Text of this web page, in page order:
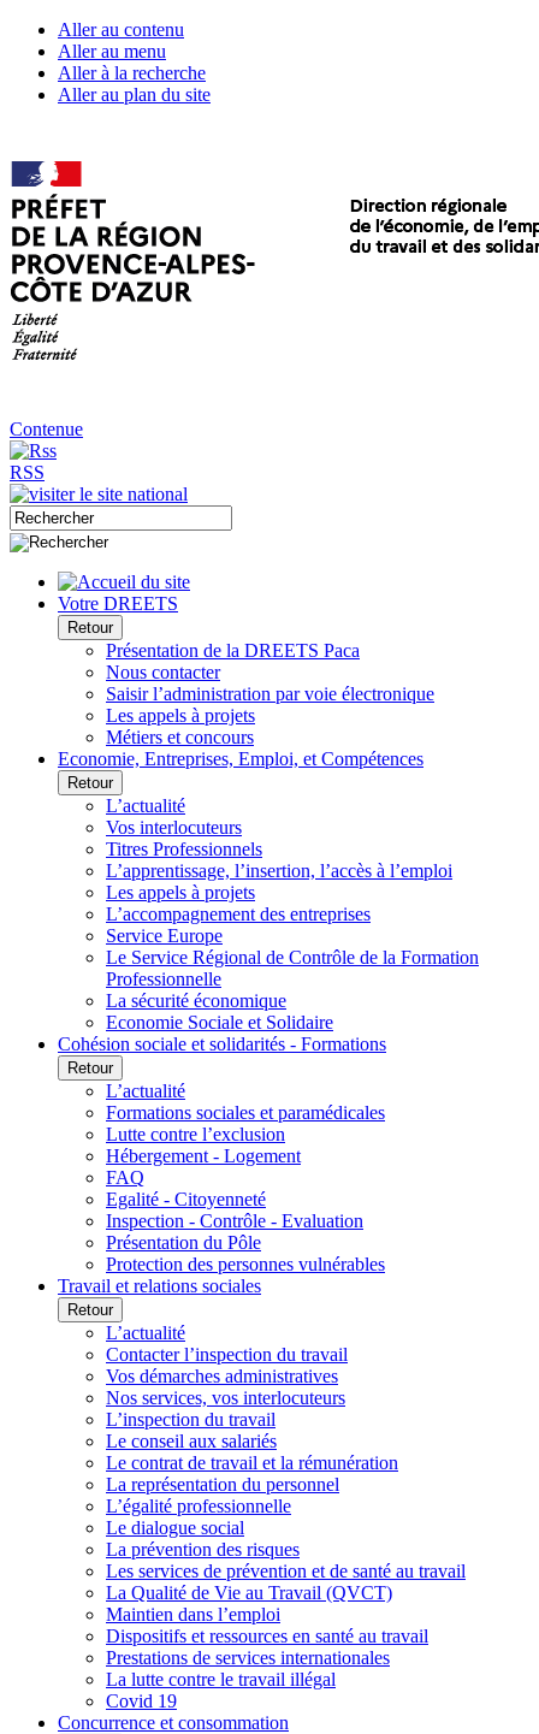
Aller au contenu
Aller au menu
Aller à la recherche
Aller au plan du site
Contenue
RSS
Votre DREETS
Retour
Présentation de la DREETS Paca
Nous contacter
Saisir l’administration par voie électronique
Les appels à projets
Métiers et concours
Economie, Entreprises, Emploi, et Compétences
Retour
L’actualité
Vos interlocuteurs
Titres Professionnels
L’apprentissage, l’insertion, l’accès à l’emploi
Les appels à projets
L’accompagnement des entreprises
Service Europe
Le Service Régional de Contrôle de la Formation
Professionnelle
La sécurité économique
Economie Sociale et Solidaire
Cohésion sociale et solidarités - Formations
Retour
L’actualité
Formations sociales et paramédicales
Lutte contre l’exclusion
Hébergement - Logement
FAQ
Egalité - Citoyenneté
Inspection - Contrôle - Evaluation
Présentation du Pôle
Protection des personnes vulnérables
Travail et relations sociales
Retour
L’actualité
Contacter l’inspection du travail
Vos démarches administratives
Nos services, vos interlocuteurs
L’inspection du travail
Le conseil aux salariés
Le contrat de travail et la rémunération
La représentation du personnel
L’égalité professionnelle
Le dialogue social
La prévention des risques
Les services de prévention et de santé au travail
La Qualité de Vie au Travail (QVCT)
Maintien dans l’emploi
Dispositifs et ressources en santé au travail
Prestations de services internationales
La lutte contre le travail illégal
Covid 19
Concurrence et consommation